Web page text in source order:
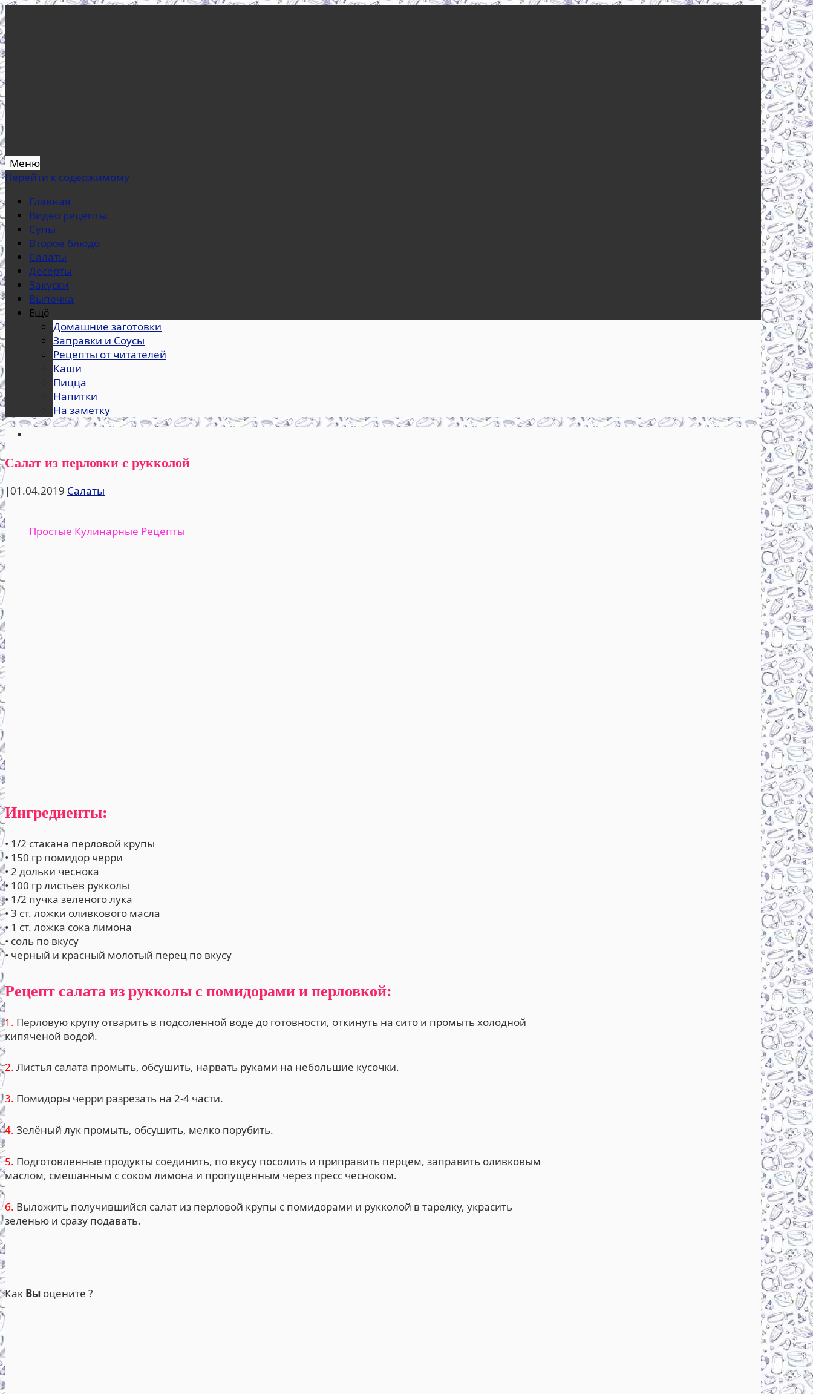
Простые Кулинарные Рецепты
Меню
Перейти к содержимому
Главная
Видео рецепты
Супы
Второе блюдо
Салаты
Десерты
Закуски
Выпечка
Ещё
Домашние заготовки
Заправки и Соусы
Рецепты от читателей
Каши
Пицца
Напитки
На заметку
Салат из перловки с рукколой
|01.04.2019 Салаты
Ингредиенты:
• 1/2 стакана перловой крупы
• 150 гр помидор черри
• 2 дольки чеснока
• 100 гр листьев рукколы
• 1/2 пучка зеленого лука
• 3 ст. ложки оливкового масла
• 1 ст. ложка сока лимона
• соль по вкусу
• черный и красный молотый перец по вкусу
Рецепт салата из рукколы с помидорами и перловкой:
1. Перловую крупу отварить в подсоленной воде до готовности, откинуть на сито и промыть холодной
кипяченой водой.
2. Листья салата промыть, обсушить, нарвать руками на небольшие кусочки.
3. Помидоры черри разрезать на 2-4 части.
4. Зелёный лук промыть, обсушить, мелко порубить.
5. Подготовленные продукты соединить, по вкусу посолить и приправить перцем, заправить оливковым
маслом, смешанным с соком лимона и пропущенным через пресс чесноком.
6. Выложить получившийся салат из перловой крупы с помидорами и рукколой в тарелку, украсить
зеленью и сразу подавать.
Как Вы оцените ?